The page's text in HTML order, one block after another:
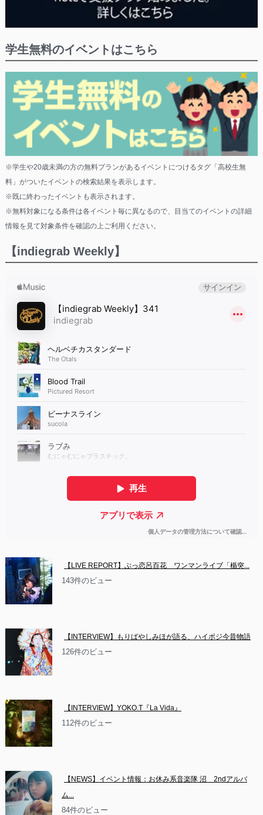
学生無料のイベントはこちら
※学生や20歳未満の方の無料プランがあるイベントにつけるタグ「高校生無
料」がついたイベントの検索結果を表示します。
※既に終わったイベントも表示されます。
※無料対象になる条件は各イベント毎に異なるので、目当てのイベントの詳細
情報を見て対象条件を確認の上ご利用ください。
【indiegrab Weekly】
【LIVE REPORT】ぶっ恋呂百花　ワンマンライブ「楯突...
143件のビュー
【INTERVIEW】もりばやしみほが語る、ハイポジ今昔物語
126件のビュー
【INTERVIEW】YOKO.T『La Vida』
112件のビュー
【NEWS】イベント情報：お休み系音楽隊 沼　2ndアルバ
ム...
84件のビュー